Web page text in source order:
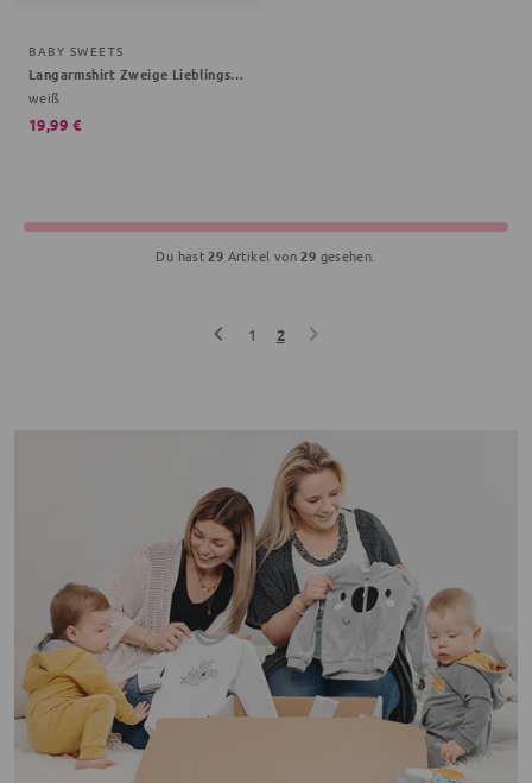
BABY SWEETS
Langarmshirt Zweige Lieblingsstücke
weiß
19,99 €
Du hast29 Artikel von29 gesehen.
1 2